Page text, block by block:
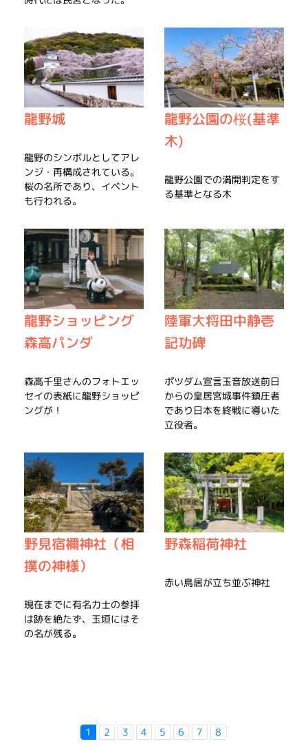
龍野城
龍野のシンボルとしてアレ
ンジ・再構成されている。
桜の名所であり、イベント
も行われる。
龍野公園の桜(基準
木)
龍野公園での満開判定をす
る基準となる木
龍野ショッピング
森高パンダ
森高千里さんのフォトエッ
セイの表紙に龍野ショッピ
ングが！
陸軍大将田中静壱
記功碑
ポツダム宣言玉音放送前日
からの皇居宮城事件鎮圧者
であり日本を終戦に導いた
立役者。
野見宿禰神社（相
撲の神様）
現在までに有名力士の参拝
は跡を絶たず、玉垣にはそ
の名が残る。
野森稲荷神社
赤い鳥居が立ち並ぶ神社
1 2 3 4 5 6 7 8